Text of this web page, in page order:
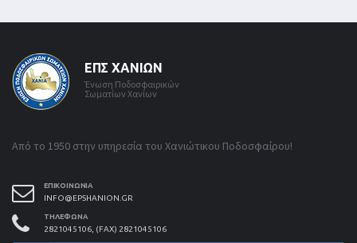
ΕΠΣ ΧΑΝΊΩΝ
Ένωση Ποδοσφαιρικών
Σωματίων Χανίων
Από το 1950 στην υπηρεσία του Χανιώτικου Ποδοσφαίρου!
ΕΠΙΚΟΙΝΩΝΊΑ
INFO@EPSHANION.GR
ΤΗΛΈΦΩΝΑ
2821045106, (FAX) 2821045106